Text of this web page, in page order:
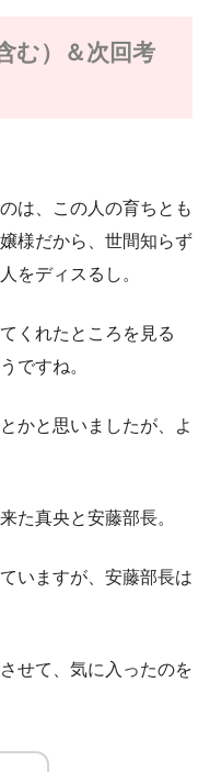
む）＆次回考
は、この人の育ちとも
様だから、世間知らず
をディスるし。
くれたところを見る
ですね。
かと思いましたが、よ
た真央と安藤部長。
いますが、安藤部長は
せて、気に入ったのを